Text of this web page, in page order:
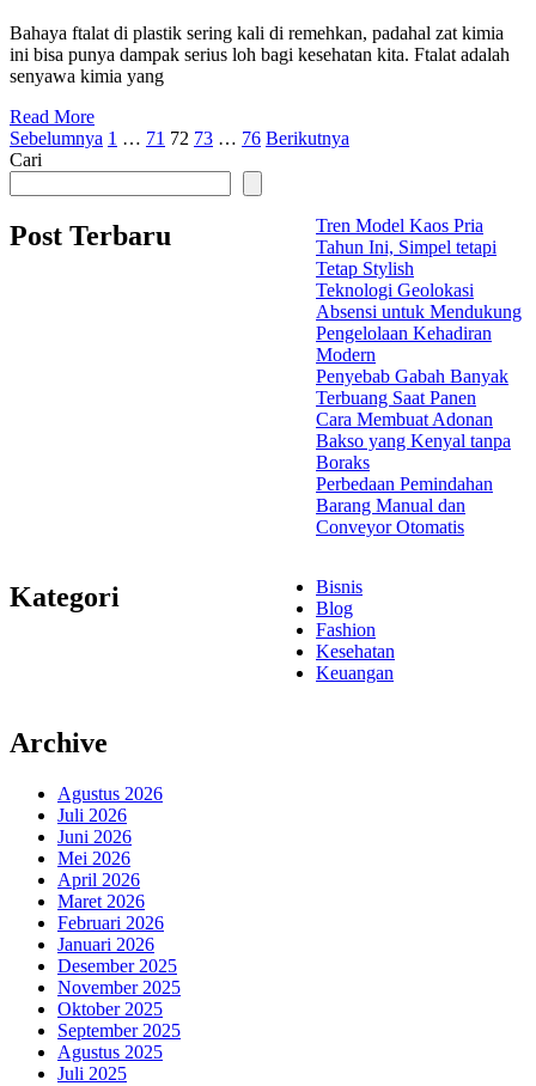
Bahaya ftalat di plastik sering kali di remehkan, padahal zat kimia
ini bisa punya dampak serius loh bagi kesehatan kita. Ftalat adalah
senyawa kimia yang
Read More
Paginasi
pos
Sebelumnya 1 … 71 72 73 … 76 Berikutnya
Cari
Post Terbaru
Tren Model Kaos Pria
Tahun Ini, Simpel tetapi
Tetap Stylish
Teknologi Geolokasi
Absensi untuk Mendukung
Pengelolaan Kehadiran
Modern
Penyebab Gabah Banyak
Terbuang Saat Panen
Cara Membuat Adonan
Bakso yang Kenyal tanpa
Boraks
Perbedaan Pemindahan
Barang Manual dan
Conveyor Otomatis
Kategori
Bisnis
Blog
Fashion
Kesehatan
Keuangan
Archive
Agustus 2026
Juli 2026
Juni 2026
Mei 2026
April 2026
Maret 2026
Februari 2026
Januari 2026
Desember 2025
November 2025
Oktober 2025
September 2025
Agustus 2025
Juli 2025